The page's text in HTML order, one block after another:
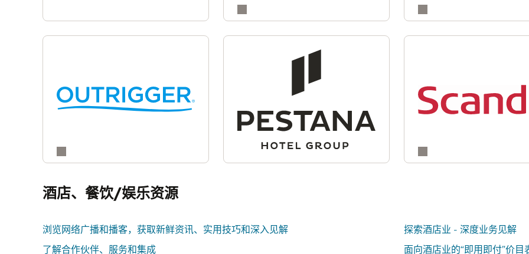
酒店、餐饮/娱乐资源
浏览网络广播和播客，获取新鲜资讯、实用技巧和深入见解
了解合作伙伴、服务和集成
探索酒店业 - 深度业务见解
面向酒店业的“即用即付”价目